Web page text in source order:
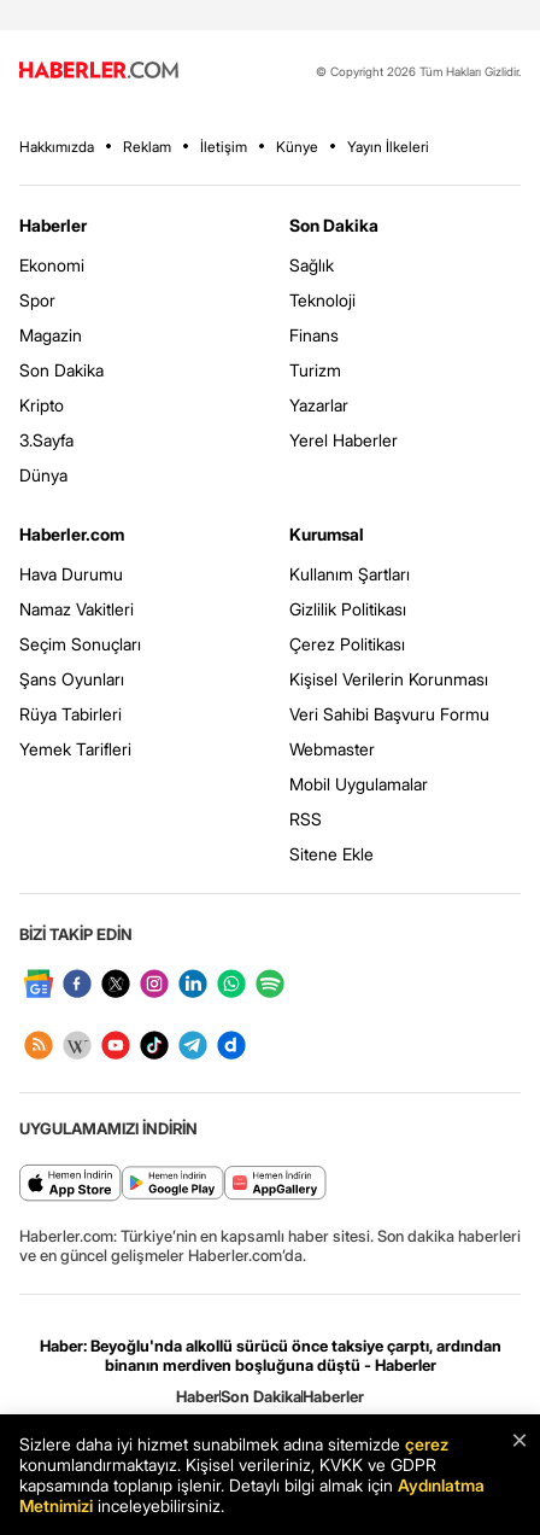
© Copyright 2026 Tüm Hakları Gizlidir.
Hakkımızda Reklam İletişim Künye Yayın İlkeleri
Haberler
Ekonomi
Spor
Magazin
Son Dakika
Kripto
3.Sayfa
Dünya
Son Dakika
Sağlık
Teknoloji
Finans
Turizm
Yazarlar
Yerel Haberler
Haberler.com
Hava Durumu
Namaz Vakitleri
Seçim Sonuçları
Şans Oyunları
Rüya Tabirleri
Yemek Tarifleri
Kurumsal
Kullanım Şartları
Gizlilik Politikası
Çerez Politikası
Kişisel Verilerin Korunması
Veri Sahibi Başvuru Formu
Webmaster
Mobil Uygulamalar
RSS
Sitene Ekle
BİZİ TAKİP EDİN
UYGULAMAMIZI İNDİRİN
Haberler.com: Türkiye’nin en kapsamlı haber sitesi. Son dakika haberleri
ve en güncel gelişmeler Haberler.com’da.
Haber: Beyoğlu'nda alkollü sürücü önce taksiye çarptı, ardından
binanın merdiven boşluğuna düştü - Haberler
HaberSon DakikaHaberler
Gizlilik ve çerez ayarları[Hata Bildir]08.08.2026 10:43:33 #.0.3#
.HCFOK.
×
Sizlere daha iyi hizmet sunabilmek adına sitemizde çerez
konumlandırmaktayız. Kişisel verileriniz, KVKK ve GDPR
kapsamında toplanıp işlenir. Detaylı bilgi almak için Aydınlatma
Metnimizi inceleyebilirsiniz.